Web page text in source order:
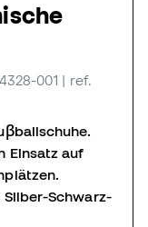
001 | ref.
Einsatz auf
Schwarz-